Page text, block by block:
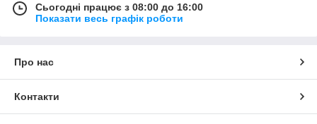
Сьогодні працює з 08:00 до 16:00
Показати весь графік роботи
Про нас
Контакти